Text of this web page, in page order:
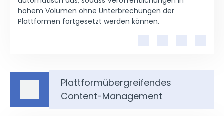
hohem Volumen ohne Unterbrechungen der
Plattformen fortgesetzt werden können.
Plattformübergreifendes
Content-Management